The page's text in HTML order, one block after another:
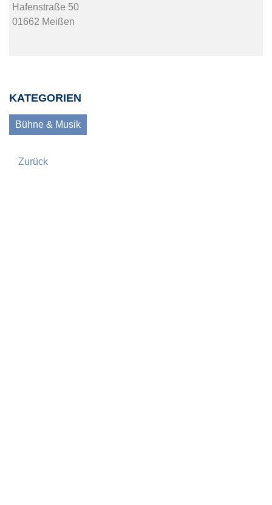
Hafenstraße 50
01662 Meißen
KATEGORIEN
Bühne & Musik
Zurück